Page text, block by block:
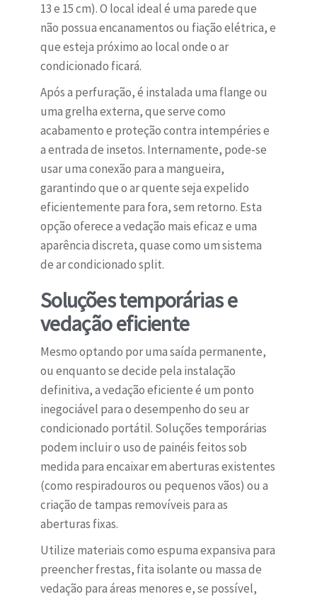
13 e 15 cm). O local ideal é uma parede que
não possua encanamentos ou fiação elétrica, e
que esteja próximo ao local onde o ar
condicionado ficará.
Após a perfuração, é instalada uma flange ou
uma grelha externa, que serve como
acabamento e proteção contra intempéries e
a entrada de insetos. Internamente, pode-se
usar uma conexão para a mangueira,
garantindo que o ar quente seja expelido
eficientemente para fora, sem retorno. Esta
opção oferece a vedação mais eficaz e uma
aparência discreta, quase como um sistema
de ar condicionado split.
Soluções temporárias e
vedação eficiente
Mesmo optando por uma saída permanente,
ou enquanto se decide pela instalação
definitiva, a vedação eficiente é um ponto
inegociável para o desempenho do seu ar
condicionado portátil. Soluções temporárias
podem incluir o uso de painéis feitos sob
medida para encaixar em aberturas existentes
(como respiradouros ou pequenos vãos) ou a
criação de tampas removíveis para as
aberturas fixas.
Utilize materiais como espuma expansiva para
preencher frestas, fita isolante ou massa de
vedação para áreas menores e, se possível,